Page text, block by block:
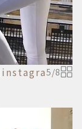
instagra5/8